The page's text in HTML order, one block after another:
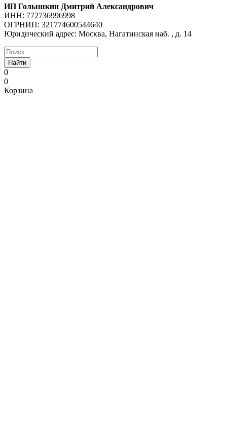
ИП Голышкин Дмитрий Александрович
ИНН: 772736996998
ОГРНИП: 321774600544640
Юридический адрес: Москва, Нагатинская наб. , д. 14
Найти
0
0
Корзина